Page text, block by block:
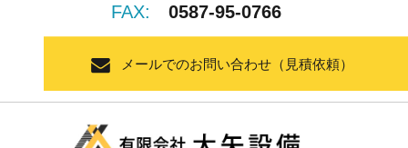
FAX:
0587-95-0766
メールでのお問い合わせ（見積依頼）